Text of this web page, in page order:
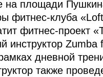
на площади
фитнес-клуба
фитнес-проект
инструктор
дневной
также